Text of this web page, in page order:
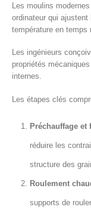
Les moulins
ordinateur qui
température en temps
Les ingénieurs
propriétés
internes.
Les étapes clés
Préchauffage et
réduire les
structure des
Roulement
supports de